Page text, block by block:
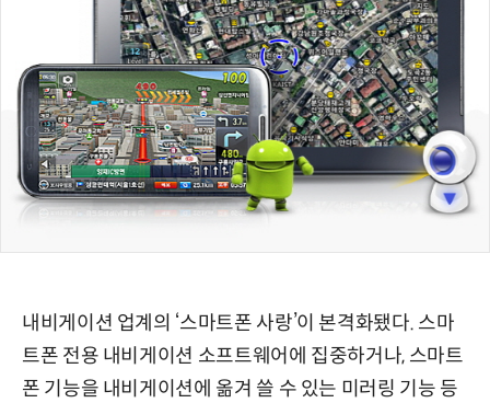
내비게이션 업계의 ‘스마트폰 사랑’이 본격화됐다. 스마
트폰 전용 내비게이션 소프트웨어에 집중하거나, 스마트
폰 기능을 내비게이션에 옮겨 쓸 수 있는 미러링 기능 등